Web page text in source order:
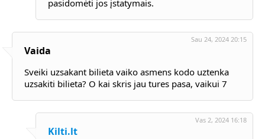
pasidomėti jos įstatymais.
Vaida
Sau 24, 2024 20:15
Sveiki uzsakant bilieta vaiko asmens kodo uztenka
uzsakiti bilieta? O kai skris jau tures pasa, vaikui 7
Kilti.lt
Vas 2, 2024 16:18